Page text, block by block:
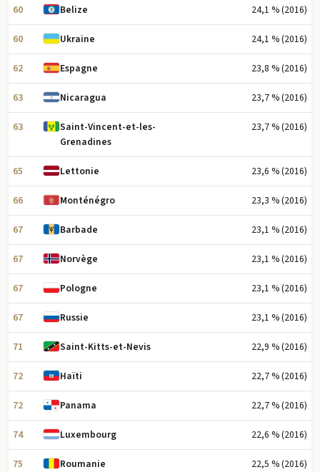
60 Belize 24,1 % (2016)
60 Ukraine 24,1 % (2016)
62 Espagne 23,8 % (2016)
63 Nicaragua 23,7 % (2016)
63
Saint-Vincent-et-les-
Grenadines
23,7 % (2016)
65 Lettonie 23,6 % (2016)
66 Monténégro 23,3 % (2016)
67 Barbade 23,1 % (2016)
67 Norvège 23,1 % (2016)
67 Pologne 23,1 % (2016)
67 Russie 23,1 % (2016)
71 Saint-Kitts-et-Nevis 22,9 % (2016)
72 Haïti 22,7 % (2016)
72 Panama 22,7 % (2016)
74 Luxembourg 22,6 % (2016)
75 Roumanie 22,5 % (2016)